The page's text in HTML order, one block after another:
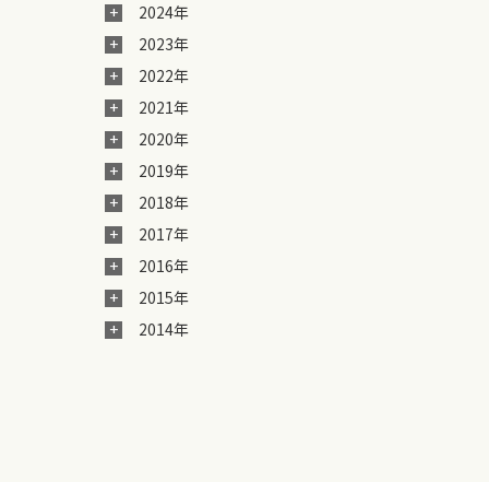
2024年
2023年
2022年
2021年
2020年
2019年
2018年
2017年
2016年
2015年
2014年